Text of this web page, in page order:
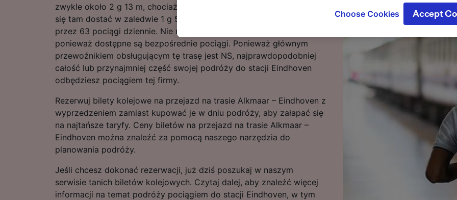
zwykle około 2 g 13 m, chociaż najszybszymi połączeniami można
się tam dostać w zaledwie 1 g 57 m. Zwykle trasa ta jest obsługiwana
przez 63 pociągi dziennie. Nie musisz się martwić o przesiadki,
ponieważ dostępne są bezpośrednie pociągi. Ponieważ głównym
przewoźnikiem obsługującym tę trasę jest NS, najprawdopodobniej
całość lub przynajmniej część swojej podróży do stacji Eindhoven
odbędziesz pociągiem tej firmy.
Rezerwuj bilety kolejowe na przejazd na trasie Alkmaar – Eindhoven z
wyprzedzeniem zamiast kupować je w dniu podróży, aby załapać się
na najtańsze taryfy. Ceny biletów na przejazd na trasie Alkmaar –
Eindhoven można znaleźć za pomocą naszego narzędzia do
planowania podróży.
Jeśli chcesz dokonać rezerwacji, już dziś poszukaj w naszym
serwisie tanich biletów kolejowych. Czytaj dalej, aby znaleźć więcej
informacji na temat podróży pociągiem do stacji Eindhoven, w tym
where legitimate interest is used, or at any time in the privacy
These choices will be signaled to our partners and will not affect
us not to track you.
We and our partners process data to provide:
Use precise geolocation data. Actively scan device
identification. Store and/or access information on a device.
advertising and content, advertising and content measurement,
research and services development.
List of Partners
Choose Cookies Accept